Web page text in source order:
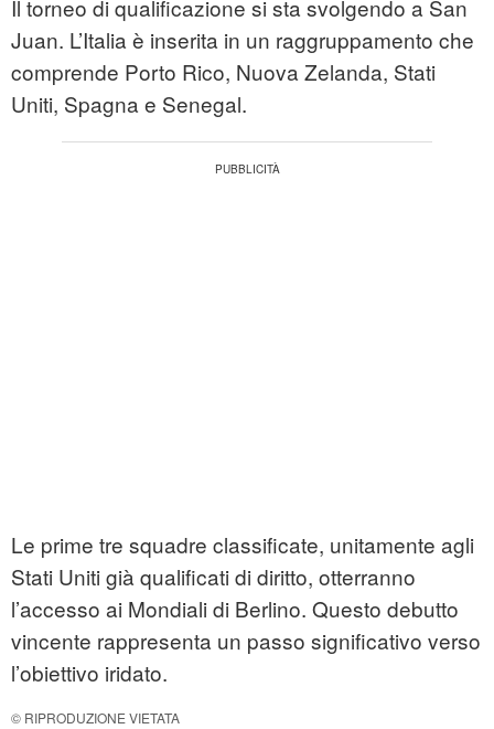
Il torneo di qualificazione si sta svolgendo a San
Juan. L’Italia è inserita in un raggruppamento che
comprende Porto Rico, Nuova Zelanda, Stati
Uniti, Spagna e Senegal.
Le prime tre squadre classificate, unitamente agli
Stati Uniti già qualificati di diritto, otterranno
l’accesso ai Mondiali di Berlino. Questo debutto
vincente rappresenta un passo significativo verso
l’obiettivo iridato.
© RIPRODUZIONE VIETATA